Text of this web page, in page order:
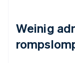
Weinig